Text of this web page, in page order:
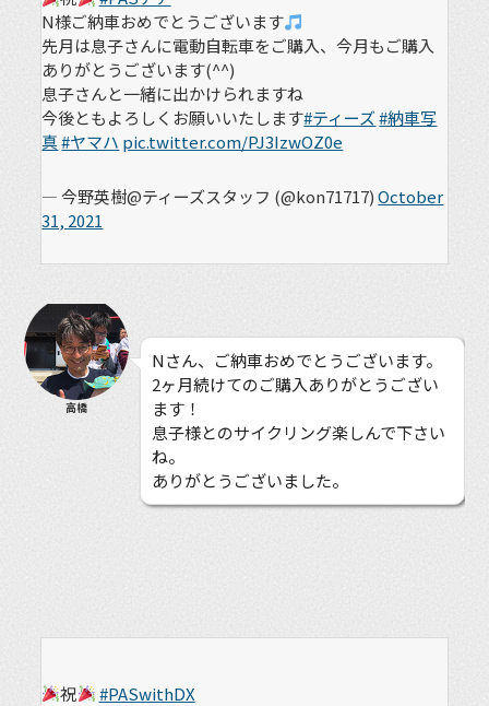
N様ご納車おめでとうございます
先月は息子さんに電動自転車をご購入、今月もご購入
ありがとうございます(^^)
息子さんと一緒に出かけられますね
今後ともよろしくお願いいたします#ティーズ#納車写
真#ヤマハ pic.twitter.com/PJ3IzwOZ0e
— 今野英樹@ティーズスタッフ (@kon71717)October
31, 2021
高橋
Nさん、ご納車おめでとうございます。
2ヶ月続けてのご購入ありがとうござい
ます！
息子様とのサイクリング楽しんで下さい
ね。
ありがとうございました。
祝
#PASwithDX